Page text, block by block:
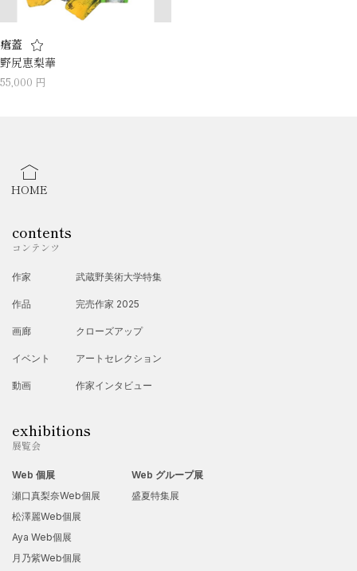
瘡蓋
野尻恵梨華
55,000 円
HOME
contents
コンテンツ
作家
作品
画廊
イベント
動画
武蔵野美術大学特集
完売作家 2025
クローズアップ
アートセレクション
作家インタビュー
exhibitions
展覧会
Web 個展
瀬口真梨奈Web個展
松澤麗Web個展
Aya Web個展
月乃紫Web個展
Web グループ展
盛夏特集展